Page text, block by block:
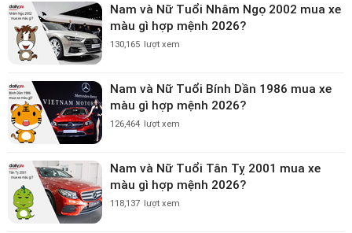
Nam và Nữ Tuổi Nhâm Ngọ 2002 mua xe
màu gì hợp mệnh 2026?
130,165 lượt xem
Nam và Nữ Tuổi Bính Dần 1986 mua xe
màu gì hợp mệnh 2026?
126,464 lượt xem
Nam và Nữ Tuổi Tân Tỵ 2001 mua xe
màu gì hợp mệnh 2026?
118,137 lượt xem